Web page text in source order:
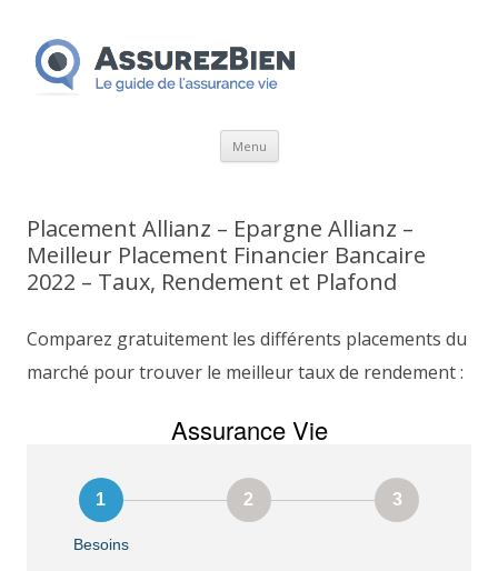
Menu Aller
Placement Allianz – Epargne Allianz –
Meilleur Placement Financier Bancaire
2022 – Taux, Rendement et Plafond
Comparez gratuitement les différents placements du
marché pour trouver le meilleur taux de rendement :